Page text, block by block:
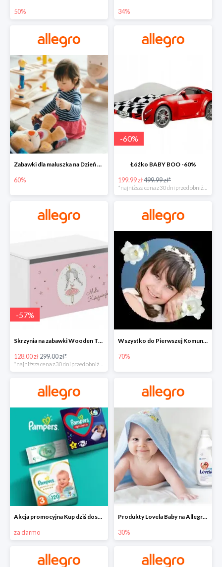
50% 34%
Zabawki dla maluszka na Dzień Dziecka na Allegro do -60%
60%
-60%
Łóżko BABY BOO -60%
199.99 zł499.99 zł*
*najniższa cena z 30 dni przed obniżką
-57%
Skrzynia na zabawki Wooden Toys -57%
128.00 zł299.00 zł*
Wszystko do Pierwszej Komunii na Allegro do -70%
70%
Akcja promocyjna Kup dziś dostawa jutro
za darmo
Produkty Lovela Baby na Allegro do -30%
30%